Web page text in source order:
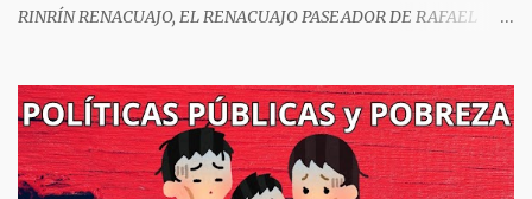
RINRÍN RENACUAJO, EL RENACUAJO PASEADOR DE RAFAEL
Sombrero encintado y chupa de boda. -¡Muchacho, no salgas!- le
grita mamá pero él hace un gesto y orondo se va. Halló en el
camino, a un ratón vecino Y le dijo: -¡amigo!- venga usted conmigo,
Visitemos juntos a doña ratona Y habrá francachela y habrá